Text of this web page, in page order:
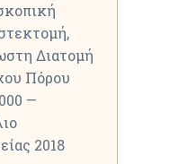
Διατομή
Πόρου
—
2018